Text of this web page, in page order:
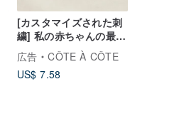
[カスタマイズされた刺
繍] 私の赤ちゃんの最初
の雪のおしゃぶりクリ
ップおしゃぶりチェー
ン
広告
CÔTE À CÔTE
US$ 7.58